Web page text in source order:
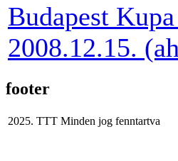
Budapest
2008.12.15.
footer
2025. TTT Minden jog fenntartva